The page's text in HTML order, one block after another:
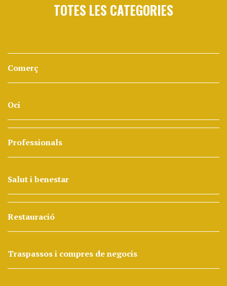
TOTES LES CATEGORIES
Comerç
Oci
Professionals
Salut i benestar
Restauració
Traspassos i compres de negocis